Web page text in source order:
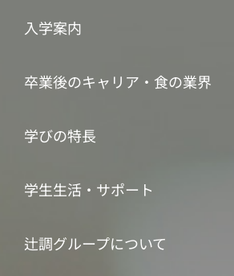
入学案内
卒業後のキャリア・食の業界
学びの特長
学生生活・サポート
辻調グループについて